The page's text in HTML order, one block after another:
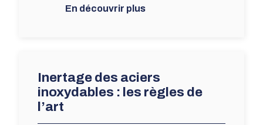
En découvrir plus
Inertage des aciers
inoxydables : les règles de
l’art